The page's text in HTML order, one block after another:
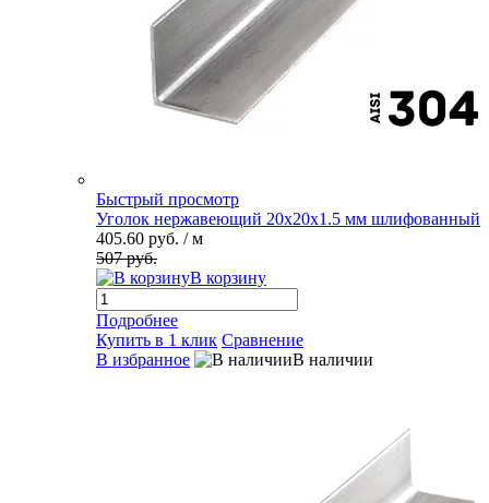
Быстрый просмотр
Уголок нержавеющий 20х20х1.5 мм шлифованный
405.60 руб. / м
507 руб.
В корзину
Подробнее
Купить в 1 клик Сравнение
В избранное
В наличии